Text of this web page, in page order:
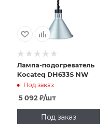
Лампа-подогреватель
Kocateq DH633S NW
Под заказ
5 092 ₽/шт
Под заказ